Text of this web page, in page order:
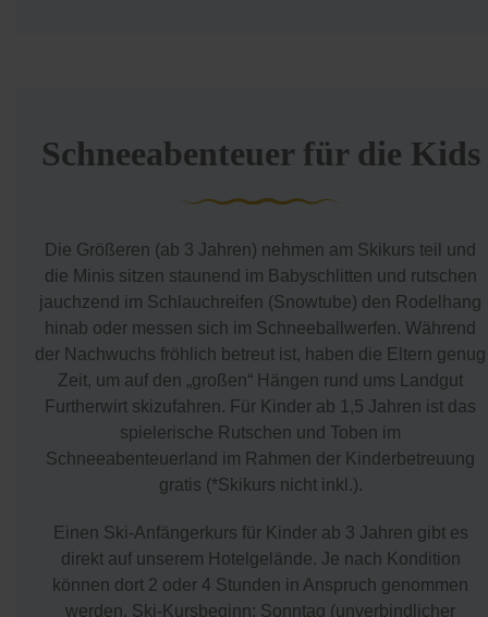
Schneeabenteuer für die Kids
Die Größeren (ab 3 Jahren) nehmen am Skikurs teil und
die Minis sitzen staunend im Babyschlitten und rutschen
jauchzend im Schlauchreifen (Snowtube) den Rodelhang
hinab oder messen sich im Schneeballwerfen. Während
der Nachwuchs fröhlich betreut ist, haben die Eltern genug
Zeit, um auf den „großen“ Hängen rund ums Landgut
Furtherwirt skizufahren. Für Kinder ab 1,5 Jahren ist das
spielerische Rutschen und Toben im
Schneeabenteuerland im Rahmen der Kinderbetreuung
gratis (*Skikurs nicht inkl.).
Einen Ski-Anfängerkurs für Kinder ab 3 Jahren gibt es
direkt auf unserem Hotelgelände. Je nach Kondition
können dort 2 oder 4 Stunden in Anspruch genommen
werden. Ski-Kursbeginn: Sonntag (unverbindlicher